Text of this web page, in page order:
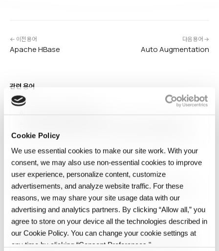
Cookie Policy
We use essential cookies to make our site work. With your
consent, we may also use non‑essential cookies to improve
user experience, personalize content, customize
advertisements, and analyze website traffic. For these
reasons, we may share your site usage data with our
advertising and analytics partners. By clicking “Allow all,” you
agree to store on your device all the technologies described in
our Cookie Policy. You can change your cookie settings at
any time by clicking “Consent Preferences."
← 이전 용어
Apache HBase
다음 용어 →
Auto Augmentation
관련 용어
AI (Artificial Intelligence)
언어 이해와 같이 일반적으로 인간의 지능이 필요한 작업을 수행할 수 있는
컴퓨터 시스템의 시뮬레이션을 의미합니다. 머신러닝, 딥러닝, 자연어 처리,
컴퓨터 비전 등 다양한 하위 분야를 포함합니다. 헬스케어, 금융, 제조,
자율주행 등 산업…
EU-US Data Privacy Framework
EU-미국 데이터 프라이버시 프레임워크(EU-US Data Privacy
Framework, DPF)는 2023년 7월 발효된 EU-미국 간 개인정보 이전의
새 법적 기반으로, 무효화된 Privacy Shield를 대체합니다. 미국
정보기관의 개인정보 접근 제한, 비례성 원칙, 독립적 구제 절차 강화를
포함하며, 자체 인증한 미국 기업은 EU GDPR…
Data Structure
자료 구조(Data Structure)는 데이터를 효율적으로 저장·접근·조작하기
위해 컴퓨터 메모리에 배치하는 방식입니다. 배열, 연결 리스트, 스택, 큐,